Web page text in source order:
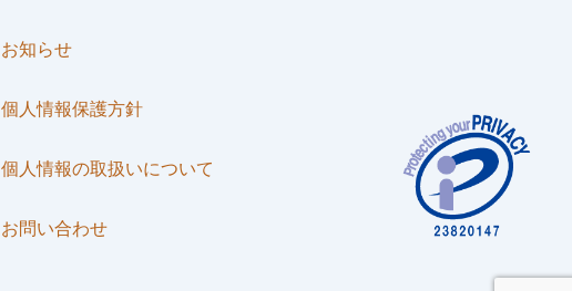
お知らせ
個人情報保護方針
個人情報の取扱いについて
お問い合わせ